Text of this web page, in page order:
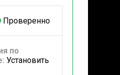
Проверенно
по
Установить